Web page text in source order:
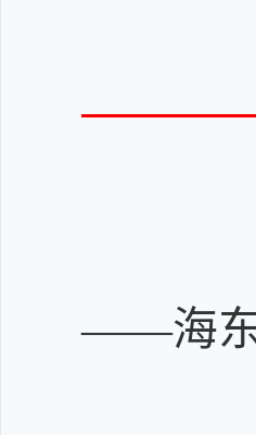
——海东